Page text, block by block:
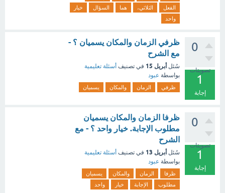
الفعل
الثلاثي، هما السؤال
خيار
واحد
0
تصويتات
1
إجابة
ظرفي الزمان والمكان يسميان ؟ -
مع الشرح
سُئل أبريل 15 في تصنيف أسئلة تعليمية
بواسطة عبود
ظرفي الزمان والمكان يسميان
0
تصويتات
1
إجابة
ظرفا الزمان والمكان يسميان
مطلوب الإجابة. خيار واحد ؟ - مع
الشرح
سُئل أبريل 13 في تصنيف أسئلة تعليمية
بواسطة عبود
ظرفا الزمان والمكان
يسميان
مطلوب
الإجابة خيار واحد